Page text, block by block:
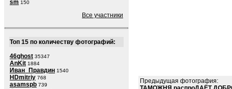
sm 150
Все участники
Топ 15 по количеству фотографий:
46ghost 35347
AnKit 1884
Иван_Правдин 1540
HDmitriy 768
asamspb 739
Предыдущая фотография: